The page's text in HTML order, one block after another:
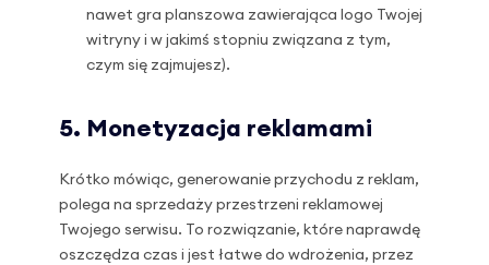
nawet gra planszowa zawierająca logo Twojej
witryny i w jakimś stopniu związana z tym,
czym się zajmujesz).
5. Monetyzacja reklamami
Krótko mówiąc, generowanie przychodu z reklam,
polega na sprzedaży przestrzeni reklamowej
Twojego serwisu. To rozwiązanie, które naprawdę
oszczędza czas i jest łatwe do wdrożenia, przez